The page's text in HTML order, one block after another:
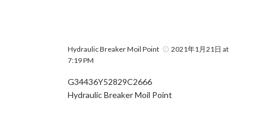
Hydraulic Breaker Moil Point
2021年1月21日 at
7:19 PM
G34436Y52829C2666
Hydraulic Breaker Moil Point